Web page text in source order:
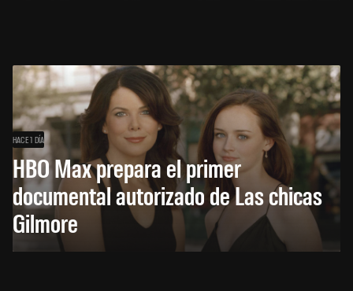
HACE 1 DÍA
HBO Max prepara el primer
documental autorizado de Las chicas
Gilmore